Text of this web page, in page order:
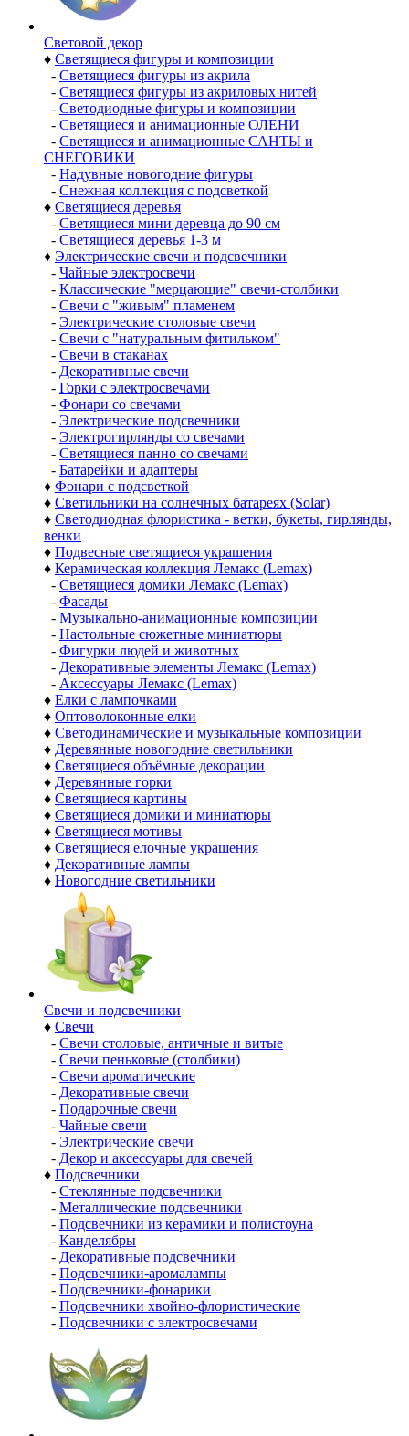
Световой декор
♦ Светящиеся фигуры и композиции
- Светящиеся фигуры из акрила
- Светящиеся фигуры из акриловых нитей
- Светодиодные фигуры и композиции
- Светящиеся и анимационные ОЛЕНИ
- Светящиеся и анимационные САНТЫ и
СНЕГОВИКИ
- Надувные новогодние фигуры
- Снежная коллекция с подсветкой
♦ Светящиеся деревья
- Светящиеся мини деревца до 90 см
- Светящиеся деревья 1-3 м
♦ Электрические свечи и подсвечники
- Чайные электросвечи
- Классические "мерцающие" свечи-столбики
- Свечи с "живым" пламенем
- Электрические столовые свечи
- Свечи с "натуральным фитильком"
- Свечи в стаканах
- Декоративные свечи
- Горки с электросвечами
- Фонари со свечами
- Электрические подсвечники
- Электрогирлянды со свечами
- Светящиеся панно со свечами
- Батарейки и адаптеры
♦ Фонари с подсветкой
♦ Светильники на солнечных батареях (Solar)
♦ Светодиодная флористика - ветки, букеты, гирлянды,
венки
♦ Подвесные светящиеся украшения
♦ Керамическая коллекция Лемакс (Lemax)
- Светящиеся домики Лемакс (Lemax)
- Фасады
- Музыкально-анимационные композиции
- Настольные сюжетные миниатюры
- Фигурки людей и животных
- Декоративные элементы Лемакс (Lemax)
- Аксессуары Лемакс (Lemax)
♦ Елки с лампочками
♦ Оптоволоконные елки
♦ Светодинамические и музыкальные композиции
♦ Деревянные новогодние светильники
♦ Светящиеся объёмные декорации
♦ Деревянные горки
♦ Светящиеся картины
♦ Светящиеся домики и миниатюры
♦ Светящиеся мотивы
♦ Светящиеся елочные украшения
♦ Декоративные лампы
♦ Новогодние светильники
Свечи и подсвечники
♦ Свечи
- Свечи столовые, античные и витые
- Свечи пеньковые (столбики)
- Свечи ароматические
- Декоративные свечи
- Подарочные свечи
- Чайные свечи
- Электрические свечи
- Декор и аксессуары для свечей
♦ Подсвечники
- Стеклянные подсвечники
- Металлические подсвечники
- Подсвечники из керамики и полистоуна
- Канделябры
- Декоративные подсвечники
- Подсвечники-аромалампы
- Подсвечники-фонарики
- Подсвечники хвойно-флористические
- Подсвечники с электросвечами